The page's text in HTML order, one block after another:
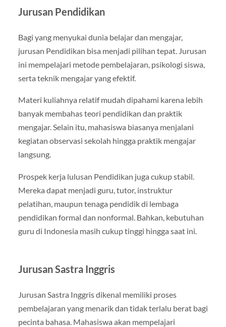
Jurusan Pendidikan
Bagi yang menyukai dunia belajar dan mengajar,
jurusan Pendidikan bisa menjadi pilihan tepat. Jurusan
ini mempelajari metode pembelajaran, psikologi siswa,
serta teknik mengajar yang efektif.
Materi kuliahnya relatif mudah dipahami karena lebih
banyak membahas teori pendidikan dan praktik
mengajar. Selain itu, mahasiswa biasanya menjalani
kegiatan observasi sekolah hingga praktik mengajar
langsung.
Prospek kerja lulusan Pendidikan juga cukup stabil.
Mereka dapat menjadi guru, tutor, instruktur
pelatihan, maupun tenaga pendidik di lembaga
pendidikan formal dan nonformal. Bahkan, kebutuhan
guru di Indonesia masih cukup tinggi hingga saat ini.
Jurusan Sastra Inggris
Jurusan Sastra Inggris dikenal memiliki proses
pembelajaran yang menarik dan tidak terlalu berat bagi
pecinta bahasa. Mahasiswa akan mempelajari